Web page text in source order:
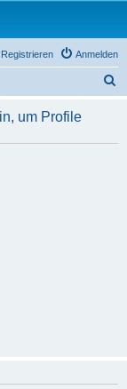
Anmelden
Registrieren
h
um Profile